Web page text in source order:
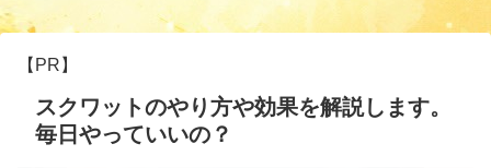
【PR】
スクワットのやり方や効果を解説します。
毎日やっていいの？